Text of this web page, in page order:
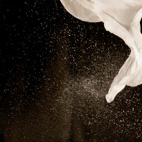
Aller au contenu